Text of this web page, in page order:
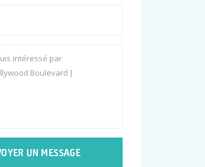
UN MESSAGE